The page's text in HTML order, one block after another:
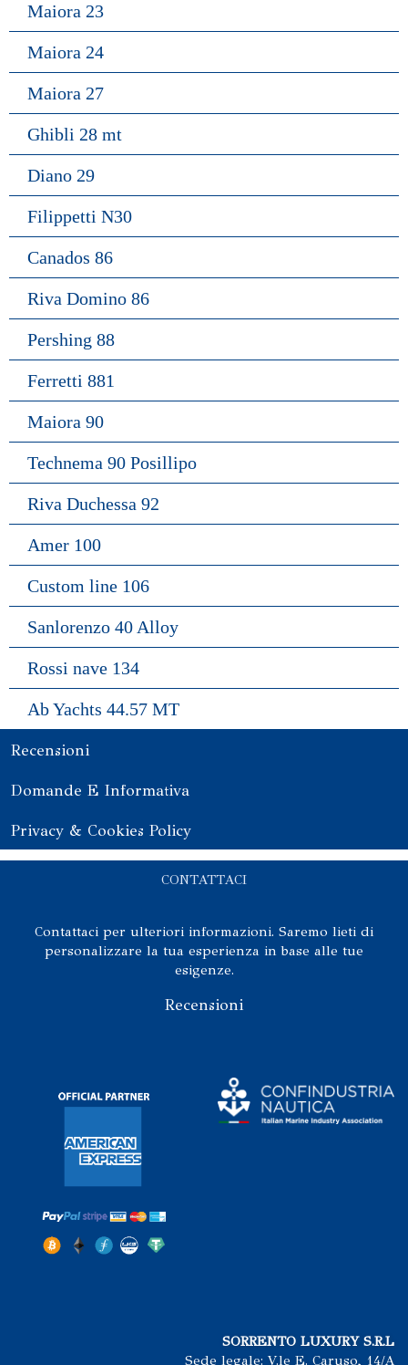
Maiora 23
Maiora 24
Maiora 27
Ghibli 28 mt
Diano 29
Filippetti N30
Canados 86
Riva Domino 86
Pershing 88
Ferretti 881
Maiora 90
Technema 90 Posillipo
Riva Duchessa 92
Amer 100
Custom line 106
Sanlorenzo 40 Alloy
Rossi nave 134
Ab Yachts 44.57 MT
Recensioni
Domande E Informativa
Privacy & Cookies Policy
CONTATTACI
Contattaci per ulteriori informazioni. Saremo lieti di
personalizzare la tua esperienza in base alle tue
esigenze.
Recensioni
SORRENTO LUXURY S.R.L
Sede legale: V.le E. Caruso, 14/A